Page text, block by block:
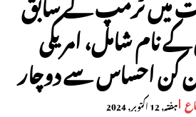
نام شامل، امریکی
کن احساس سے دوچار
ہفتہ, 12 اکتوبر, 2024